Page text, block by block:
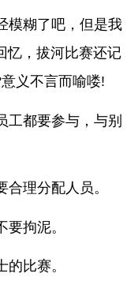
模糊了吧，但是我
忆，拔河比赛还记
义不言而喻喽!
工都要参与，与别
理分配人员。
拘泥。
比赛。